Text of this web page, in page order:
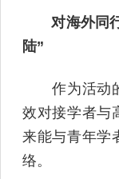
对海外同
陆”
作为活动的
效对接学者与
来能与青年学
络。